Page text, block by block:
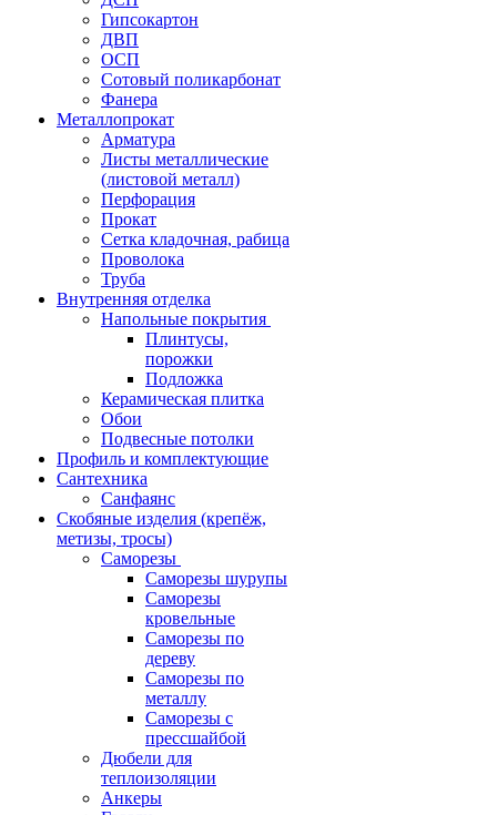
Гипсокартон
ДВП
ОСП
Сотовый поликарбонат
Фанера
Металлопрокат
Арматура
Листы металлические
(листовой металл)
Перфорация
Прокат
Сетка кладочная, рабица
Проволока
Труба
Внутренняя отделка
Напольные покрытия
Плинтусы,
порожки
Подложка
Керамическая плитка
Обои
Подвесные потолки
Профиль и комплектующие
Сантехника
Санфаянс
Скобяные изделия (крепёж,
метизы, тросы)
Саморезы
Саморезы шурупы
Саморезы
кровельные
Саморезы по
дереву
Саморезы по
металлу
Саморезы с
прессшайбой
Дюбели для
теплоизоляции
Анкеры